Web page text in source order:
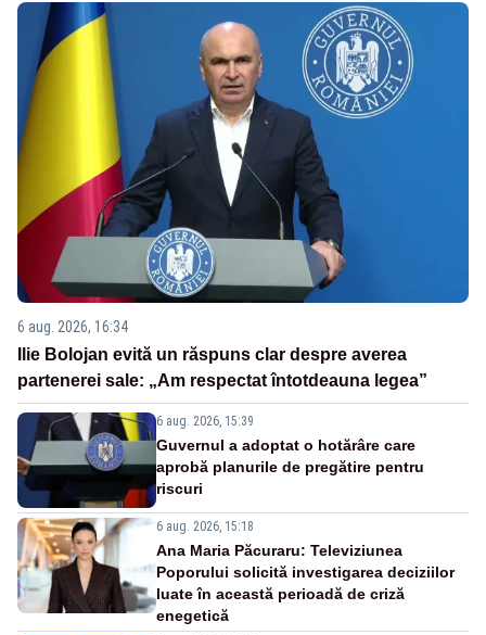
6 aug. 2026, 16:34
Ilie Bolojan evită un răspuns clar despre averea
partenerei sale: „Am respectat întotdeauna legea”
6 aug. 2026, 15:39
Guvernul a adoptat o hotărâre care
aprobă planurile de pregătire pentru
riscuri
6 aug. 2026, 15:18
Ana Maria Păcuraru: Televiziunea
Poporului solicită investigarea deciziilor
luate în această perioadă de criză
enegetică